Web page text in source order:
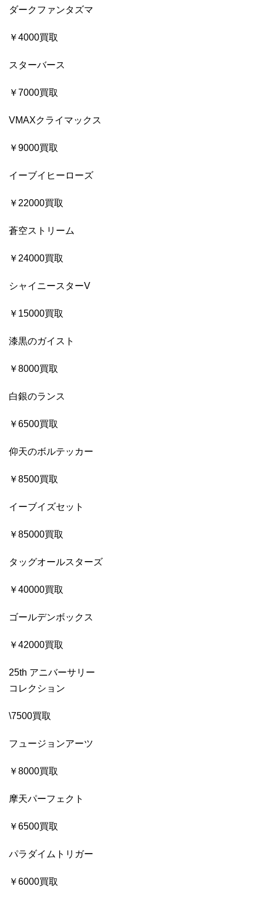
ダークファンタズマ
￥4000買取
スターバース
￥7000買取
VMAXクライマックス
￥9000買取
イーブイヒーローズ
￥22000買取
蒼空ストリーム
￥24000買取
シャイニースターV
￥15000買取
漆黒のガイスト
￥8000買取
白銀のランス
￥6500買取
仰天のボルテッカー
￥8500買取
イーブイズセット
￥85000買取
タッグオールスターズ
￥40000買取
ゴールデンボックス
￥42000買取
25th アニバーサリー
コレクション
\7500買取
フュージョンアーツ
￥8000買取
摩天パーフェクト
￥6500買取
パラダイムトリガー
￥6000買取